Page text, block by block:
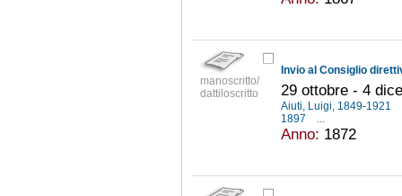
manoscritto/
dattiloscritto
29 ottobre - 4
Aiuti, Luigi, 1849-1921
1897
...
Anno: 1872